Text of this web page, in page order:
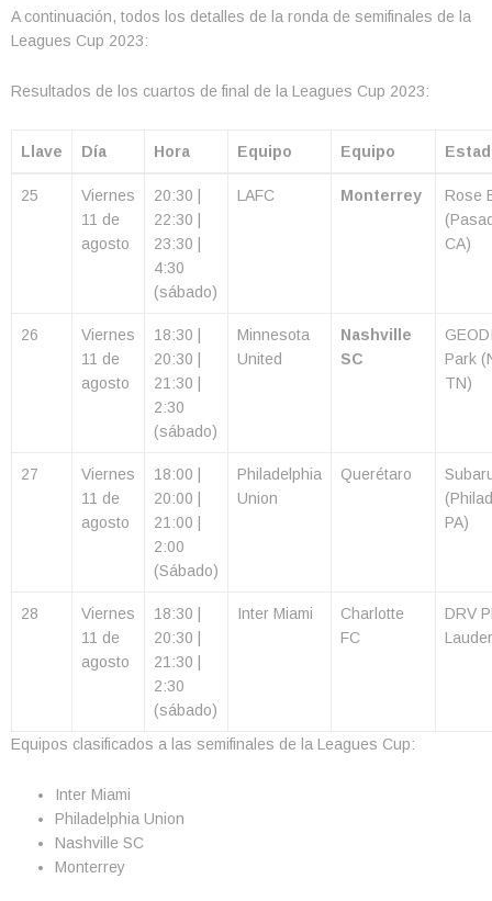
A continuación, todos los detalles de la ronda de semifinales de la
Leagues Cup 2023:
Resultados de los cuartos de final de la Leagues Cup 2023:
Llave Día Hora Equipo Equipo
25
Viernes
11 de
agosto
20:30 |
22:30 |
23:30 |
4:30
(sábado)
LAFC Monterrey
Rose
CA)
26
Viernes
11 de
agosto
18:30 |
20:30 |
21:30 |
2:30
(sábado)
Minnesota
United
Nashville
SC
Park
TN)
27
Viernes
11 de
agosto
18:00 |
20:00 |
21:00 |
2:00
(Sábado)
Philadelphia
Union
Querétaro
PA)
28
Viernes
11 de
agosto
18:30 |
20:30 |
21:30 |
2:30
(sábado)
Inter Miami
Charlotte
FC
DRV
Equipos clasificados a las semifinales de la Leagues Cup:
Inter Miami
Philadelphia Union
Nashville SC
Monterrey